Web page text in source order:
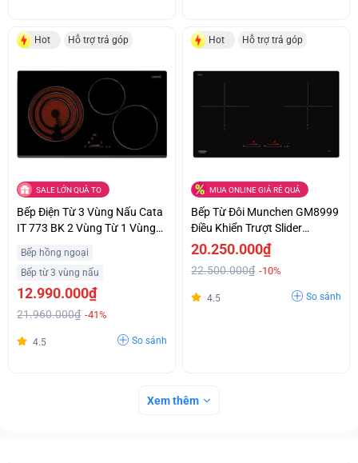
Hot Hỗ trợ trả góp
SALE LỚN QUÀ TO
Bếp Điện Từ 3 Vùng Nấu Cata
IT 773 BK 2 Vùng Từ 1 Vùng
Điện Giá Ưu Đãi
Bếp hồng ngoại
Bếp từ 3 vùng nấu
12.990.000₫
21.960.000₫ -41%
4.5 So sánh
Hot Hỗ trợ trả góp
MUA ONLINE GIÁ RẺ QUÁ
Bếp Từ Đôi Munchen GM8999
Điều Khiển Trượt Slider
Control Siêu Ưu Đãi
20.250.000₫
22.500.000₫ -10%
4.5 So sánh
Xem thêm